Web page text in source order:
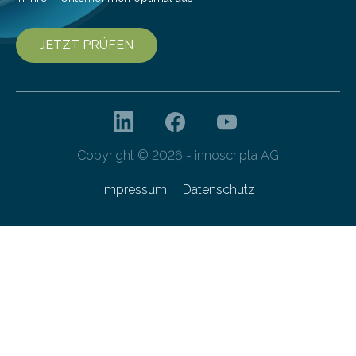
JETZT PRÜFEN
Copyright © 2026 - innoscripta AG
Impressum Datenschutz